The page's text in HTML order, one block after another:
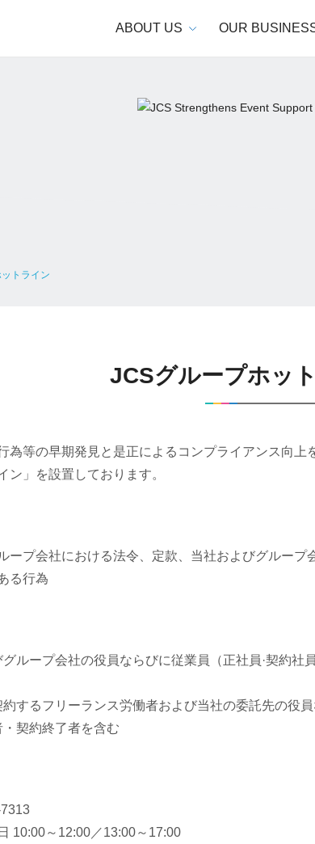
ABOUT US OUR
トライン
JCSグループホッ
為等の早期発見と是正によるコンプライアンス向
ン」を設置しております。
ープ会社における法令、定款、当社およびグルー
る行為
グループ会社の役員ならびに従業員（正社員·契約
約するフリーランス労働者および当社の委託先の役
契約終了者を含む
10:00～12:00／13:00～17:00